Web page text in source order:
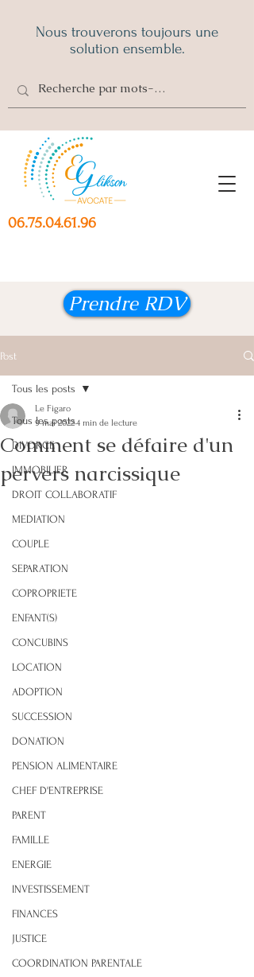
06.75.04.61.96
Nous trouverons toujours une
solution ensemble.
Prendre RDV
Post
Tous les posts
DIVORCE
IMMOBILIER
DROIT COLLABORATIF
MEDIATION
COUPLE
SEPARATION
COPROPRIETE
ENFANT(S)
CONCUBINS
LOCATION
ADOPTION
SUCCESSION
DONATION
PENSION ALIMENTAIRE
CHEF D'ENTREPRISE
PARENT
FAMILLE
ENERGIE
INVESTISSEMENT
FINANCES
JUSTICE
COORDINATION PARENTALE
Tous les posts
Comment se défaire d'un
pervers narcissique
Le Figaro
9 mai 20224 min de lecture